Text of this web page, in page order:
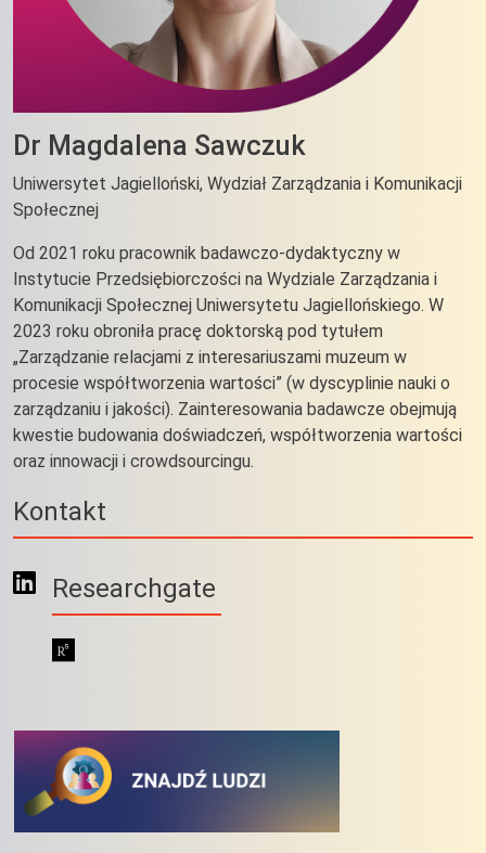
Dr Magdalena Sawczuk
Uniwersytet Jagielloński, Wydział Zarządzania i Komunikacji
Społecznej
Od 2021 roku pracownik badawczo-dydaktyczny w
Instytucie Przedsiębiorczości na Wydziale Zarządzania i
Komunikacji Społecznej Uniwersytetu Jagiellońskiego. W
2023 roku obroniła pracę doktorską pod tytułem
„Zarządzanie relacjami z interesariuszami muzeum w
procesie współtworzenia wartości” (w dyscyplinie nauki o
zarządzaniu i jakości). Zainteresowania badawcze obejmują
kwestie budowania doświadczeń, współtworzenia wartości
oraz innowacji i crowdsourcingu.
Kontakt
Researchgate